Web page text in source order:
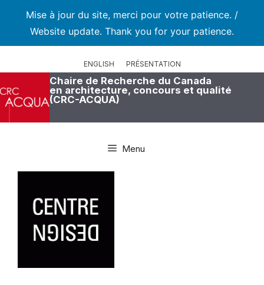
Mise à jour du site, merci pour votre patience. /
Website update. Thank you for your patience.
ENGLISH PRÉSENTATION
Chaire de Recherche du Canada
en architecture, concours et qualité
(CRC-ACQUA)
Menu